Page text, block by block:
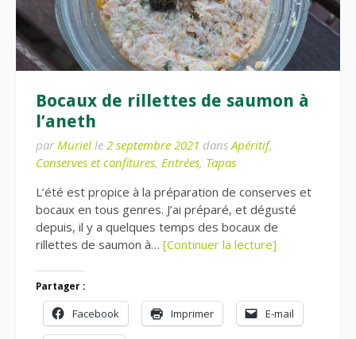
Bocaux de rillettes de saumon à
l’aneth
par Muriel le 2 septembre 2021 dans Apéritif,
Conserves et confitures, Entrées, Tapas
L’été est propice à la préparation de conserves et
bocaux en tous genres. J’ai préparé, et dégusté
depuis, il y a quelques temps des bocaux de
rillettes de saumon à… [Continuer la lecture]
Partager :
Facebook Imprimer E-mail